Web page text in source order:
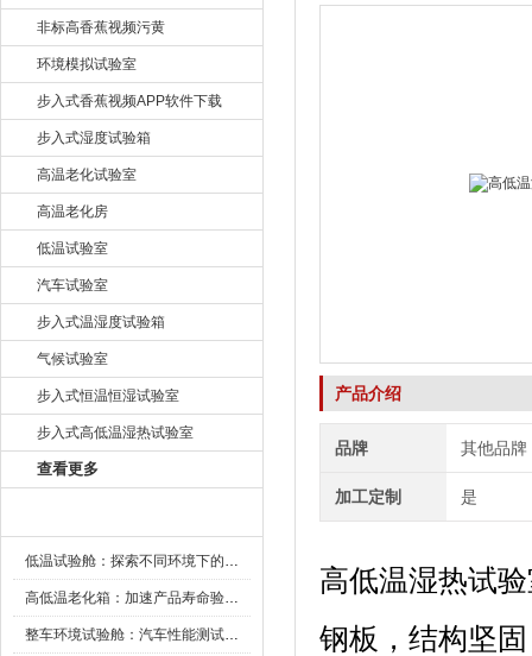
非标高香蕉视频污黄
环境模拟试验室
步入式香蕉视频APP软件下载
步入式湿度试验箱
高温老化试验室
高温老化房
低温试验室
汽车试验室
步入式温湿度试验箱
气候试验室
步入式恒温恒湿试验室
步入式高低温湿热试验室
查看更多
低温试验舱：探索不同环境下的科技边界
高低温老化箱：加速产品寿命验证的可靠伙伴
整车环境试验舱：汽车性能测试的设备
产品介绍
品牌 其他品牌
加工定制 是
高低温湿热试验
钢板，结构坚固